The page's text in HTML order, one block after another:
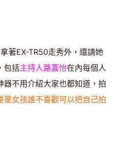
著EX-TR50走秀外，還請她
包括主持人路嘉怡在內每個人
不用介紹大家也都知道，拍
是女孩誰不喜歡可以把自己拍